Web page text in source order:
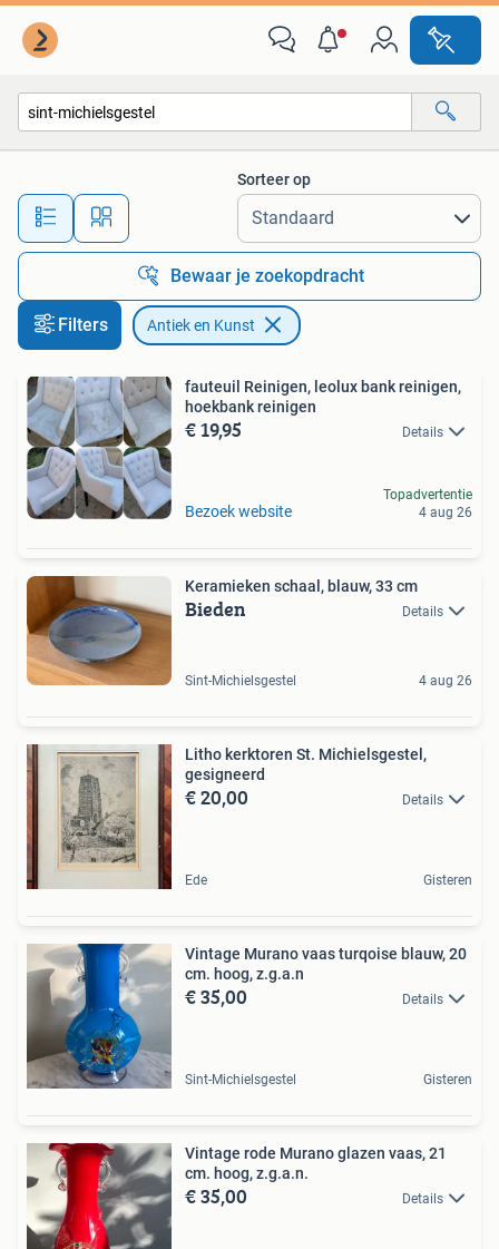
Alle afstanden…
Sorteer op
Bewaar je zoekopdracht
Filters Antiek en Kunst
fauteuil Reinigen, leolux bank reinigen,
hoekbank reinigen
€ 19,95 Details
Bezoek website
Topadvertentie
4 aug 26
Keramieken schaal, blauw, 33 cm
Bieden Details
Sint-Michielsgestel 4 aug 26
Litho kerktoren St. Michielsgestel,
gesigneerd
€ 20,00 Details
Ede Gisteren
Vintage Murano vaas turqoise blauw, 20
cm. hoog, z.g.a.n
€ 35,00 Details
Sint-Michielsgestel Gisteren
Vintage rode Murano glazen vaas, 21
cm. hoog, z.g.a.n.
€ 35,00 Details